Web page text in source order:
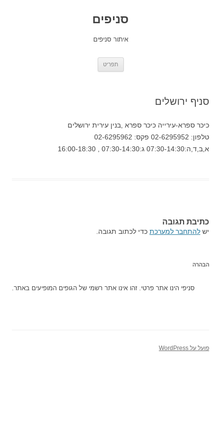
סניפים
איתור סניפים
תפריט
סניף ירושלים
כיכר ספרא-עירייה כיכר ספרא ,בנין עירית ירושלים
טלפון: 02-6295952 פקס: 02-6295962
א,ב,ד,ה:07:30-14:30 ג:07:30-14:30 , 16:00-18:30
כתיבת תגובה
יש להתחבר למערכת כדי לכתוב תגובה.
הבהרה
סניפי הינו אתר פרטי. זהו אינו אתר רשמי של הגופים המופיעים באתר.
פועל על WordPress